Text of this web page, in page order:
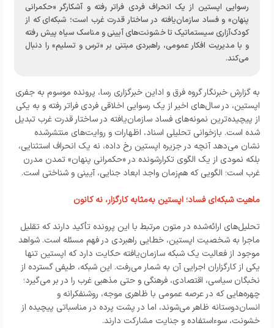
رسوایی اپستین از یک انحراف فردی فراتر رفته و آشکارگر «حکمرانی
پنهان» و فساد سازمان‌یافته در ساختار قدرت غرب است؛ شبکه‌ای که از
کودک‌آزاری سیستماتیک تا خشونت‌های آیینی و مناسک سیاه پیش رفته
و با مدیریت افکار عمومی، راهبردی مبتنی بر «ترس و تسلیم» را دنبال
می‌کند.
به گزارش خبرنگار گروه فرق و اداین خبرگزاری رسا، پرونده موسوم به جفری
اپستین، در سال‌های اخیر از یک رسوایی اخلاقی فردی فراتر رفته و به یکی
از پیچیده‌ترین نمونه‌های فساد سازمان‌یافته در ساختار قدرت غرب تبدیل
شده است. بازخوانی تحلیلی اسناد، اظهارات و روایت‌های منتشرشده
نشان می‌دهد آنچه در جزیره اپستین رخ داده، نه یک انحراف استثنایی،
بلکه نمودی از یک الگوی تکرارشونده در «حکمرانی پنهان» تمدن مدرن
غرب است؛ الگویی که هم‌زمان واجد ابعاد جنایی، آیینی و شناختی است.
ماهیت شبکه‌ای فساد؛ اپستین به‌مثابه کارگزار، نه کانون
تحلیل‌های ارائه‌شده در متون مرتبط با این پرونده تأکید دارند که تقلیل
ماجرا به شخصیت اپستین، خطایی راهبردی در فهم مسئله است. شواهد
موجود از فعالیت یک شبکه سازمان‌یافته حکایت دارد که اپستین تنها
یکی از کارگزاران اجرایی آن به شمار می‌رفت. این شبکه، طیفی گسترده از
نخبگان سیاسی، اقتصادی، فرهنگی و حتی مذهبی غرب را در بر می‌گیرد؛
چهره‌هایی که در عرصه عمومی با ظاهری موجه، روشنفکرانه و
انسان‌دوستانه ظاهر می‌شوند، اما در پشت پرده در مناسباتی پیچیده از
خشونت، سوءاستفاده و جنایت مشارکت دارند.